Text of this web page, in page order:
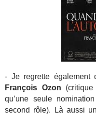
- Je regrette également
François Ozon (
qu’une seule
second rôle). Là aussi